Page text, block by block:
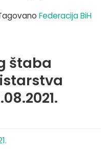
Federacija BiH
štaba